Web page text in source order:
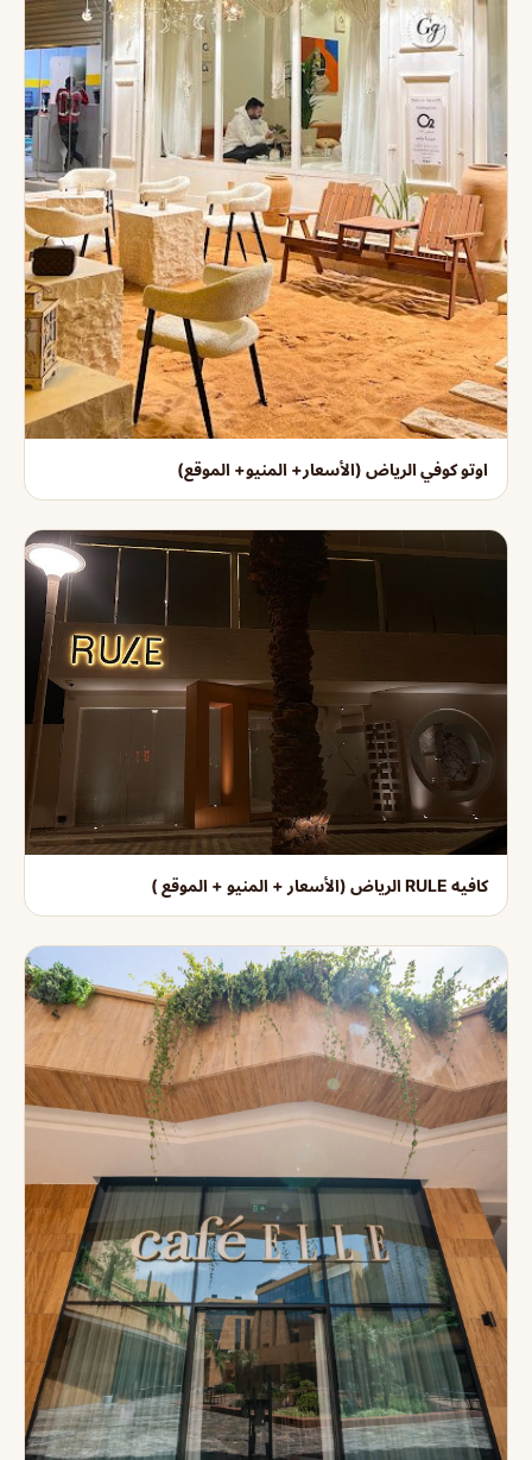
اوتو كوفي الرياض (الأسعار+ المنيو+ الموقع)
كافيه RULE الرياض (الأسعار + المنيو + الموقع )